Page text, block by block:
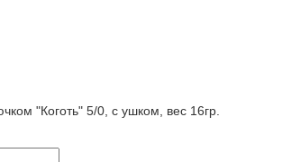
"Коготь" 5/0, с ушком, вес 16гр.